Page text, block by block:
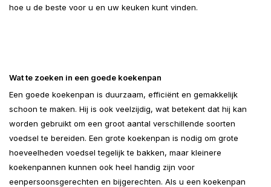
hoe u de beste voor u en uw keuken kunt vinden.
Wat te zoeken in een goede koekenpan
Een goede koekenpan is duurzaam, efficiënt en gemakkelijk
schoon te maken. Hij is ook veelzijdig, wat betekent dat hij kan
worden gebruikt om een groot aantal verschillende soorten
voedsel te bereiden. Een grote koekenpan is nodig om grote
hoeveelheden voedsel tegelijk te bakken, maar kleinere
koekenpannen kunnen ook heel handig zijn voor
eenpersoonsgerechten en bijgerechten. Als u een koekenpan